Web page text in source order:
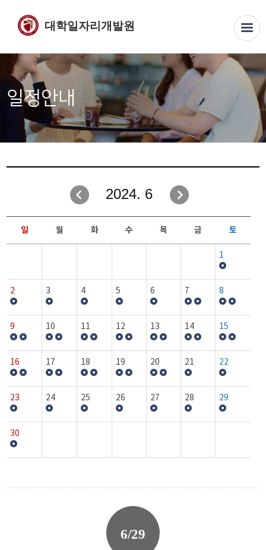
대학일자리개발원
일정안내
2024. 6
일 월 화 수 목 금 토
1
2 3 4 5 6 7 8
9 10 11 12 13 14 15
16 17 18 19 20 21 22
23 24 25 26 27 28 29
30
6/29